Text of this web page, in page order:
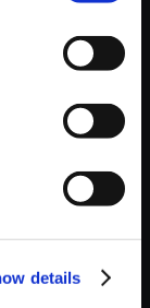
details